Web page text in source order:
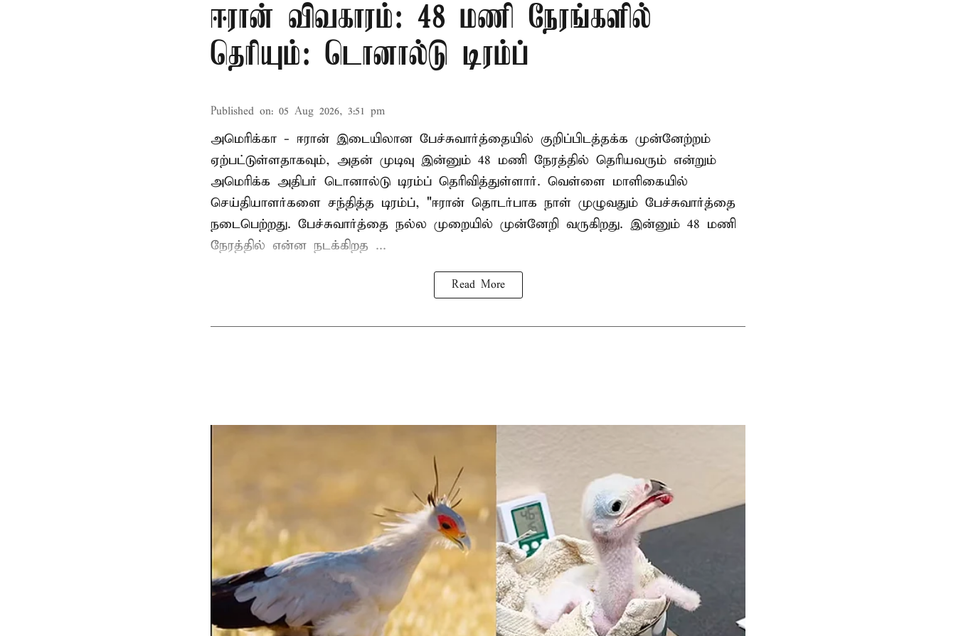
ஈரான் விவகாரம்: 48 மணி நேரங்களில்
தெரியும்: டொனால்டு டிரம்ப்
Published on: 05 Aug 2026, 3:51 pm
அமெரிக்கா - ஈரான் இடையிலான பேச்சுவார்த்தையில் குறிப்பிடத்தக்க முன்னேற்றம்
ஏற்பட்டுள்ளதாகவும், அதன் முடிவு இன்னும் 48 மணி நேரத்தில் தெரியவரும் என்றும்
அமெரிக்க அதிபர் டொனால்டு டிரம்ப் தெரிவித்துள்ளார். வெள்ளை மாளிகையில்
செய்தியாளர்களை சந்தித்த டிரம்ப், "ஈரான் தொடர்பாக நாள் முழுவதும் பேச்சுவார்த்தை
நடைபெற்றது. பேச்சுவார்த்தை நல்ல முறையில் முன்னேறி வருகிறது. இன்னும் 48 மணி
நேரத்தில் என்ன நடக்கிறத ...
Read More